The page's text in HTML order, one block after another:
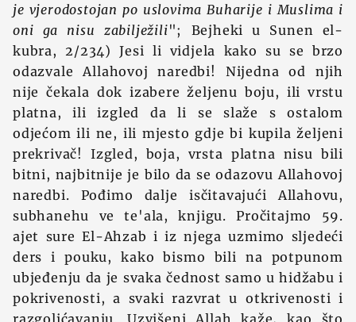
je vjerodostojan po uslovima Buharije i Muslima i
oni ga nisu zabilježili"; Bejheki u Sunen el-
kubra, 2/234) Jesi li vidjela kako su se brzo
odazvale Allahovoj naredbi! Nijedna od njih
nije čekala dok izabere željenu boju, ili vrstu
platna, ili izgled da li se slaže s ostalom
odjećom ili ne, ili mjesto gdje bi kupila željeni
prekrivač! Izgled, boja, vrsta platna nisu bili
bitni, najbitnije je bilo da se odazovu Allahovoj
naredbi. Pođimo dalje isčitavajući Allahovu,
subhanehu ve te'ala, knjigu. Pročitajmo 59.
ajet sure El-Ahzab i iz njega uzmimo sljedeći
ders i pouku, kako bismo bili na potpunom
ubjeđenju da je svaka čednost samo u hidžabu i
pokrivenosti, a svaki razvrat u otkrivenosti i
razgolićavanju. Uzvišeni Allah kaže, kao što